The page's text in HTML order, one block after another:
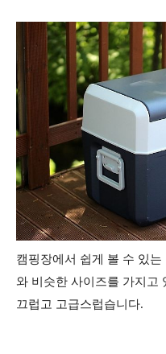
캠핑장에서 쉽게 볼 수 있
와 비슷한 사이즈를 가지고
끄럽고 고급스럽습니다.